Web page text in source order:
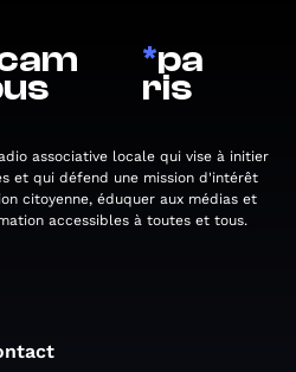
*pa
ris
associative locale qui vise à initier
et qui défend une mission d'intérêt
citoyenne, éduquer aux médias et
accessibles à toutes et tous.